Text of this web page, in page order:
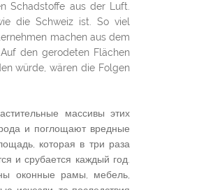
Schadstoffe aus der Luft.
die Schweiz ist. So viel
machen aus dem
den gerodeten Flächen
würde, wären die Folgen
массивы этих
и поглощают вредные
которая в три раза
и срубается каждый год.
оконные рамы, мебель,